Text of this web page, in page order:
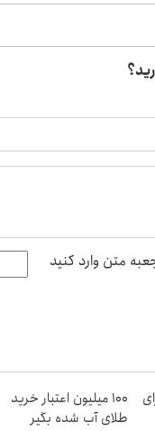
متن وارد کنید
100 میلیون اعتبار خرید
طلای آب شده بگیر